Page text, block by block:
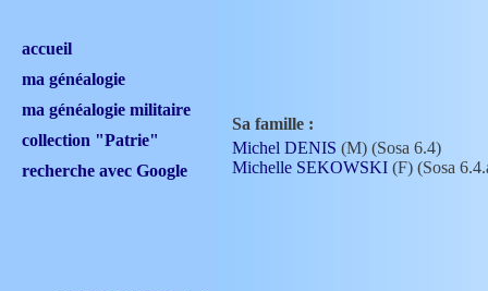
accueil
ma généalogie
ma généalogie militaire
collection "Patrie"
recherche avec Google
Sa famille :
Michel DENIS (M) (Sosa 6.4)
Michelle SEKOWSKI (F) (Sosa